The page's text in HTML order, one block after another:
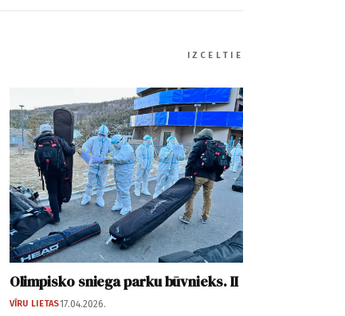
IZCELTIE
Olimpisko sniega parku būvnieks. II
VĪRU LIETAS17.04.2026.